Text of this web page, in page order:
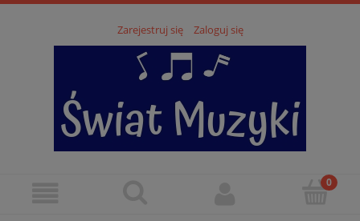
Zarejestruj się Zaloguj się